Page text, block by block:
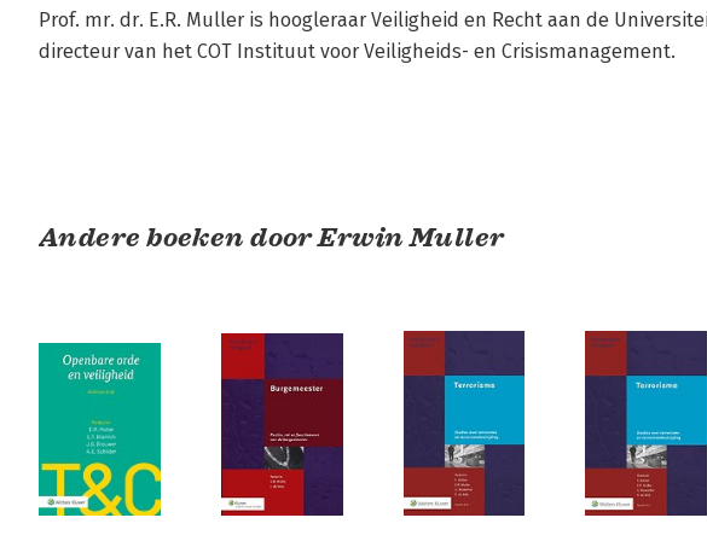
Prof. mr. dr. E.R. Muller is hoogleraar Veiligheid en Recht aan de
directeur van het COT Instituut voor Veiligheids- en Crisismanagement.
Andere boeken door Erwin Muller